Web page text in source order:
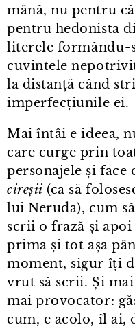
mână, nu pentru
pentru hedonista
literele formându⁠-⁠
cuvintele
la distanță când
imperfecțiunile ei.
Mai întâi e ideea,
care curge prin
personajele și face
cireșii (ca să
lui Neruda), cum
scrii o frază și apoi
prima și tot așa
moment, sigur îți
vrut să scrii. Și
mai provocator:
cum, e acolo, îl ai,